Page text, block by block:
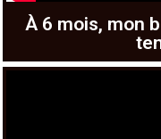
À 6 mois, mon